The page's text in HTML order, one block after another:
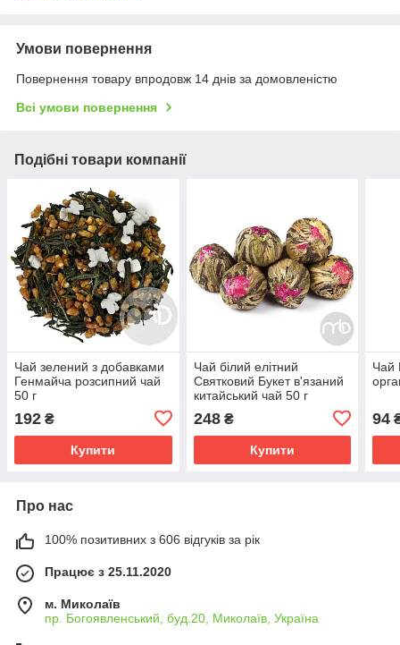
Умови повернення
Повернення товару впродовж 14 днів за домовленістю
Всі умови повернення
Подібні товари компанії
Чай зелений з добавками
Генмайча розсипний чай
50 г
192 ₴
Купити
Чай білий елітний
Святковий Букет в'язаний
китайський чай 50 г
248₴
Купити
Чай
94
Про нас
100% позитивних з 606 відгуків за рік
Працює з 25.11.2020
м. Миколаїв
пр. Богоявленський, буд.20, Миколаїв, Україна